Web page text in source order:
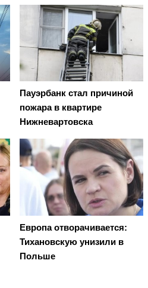
Пауэрбанк стал причиной
пожара в квартире
Нижневартовска
Европа отворачивается:
Тихановскую унизили в
Польше